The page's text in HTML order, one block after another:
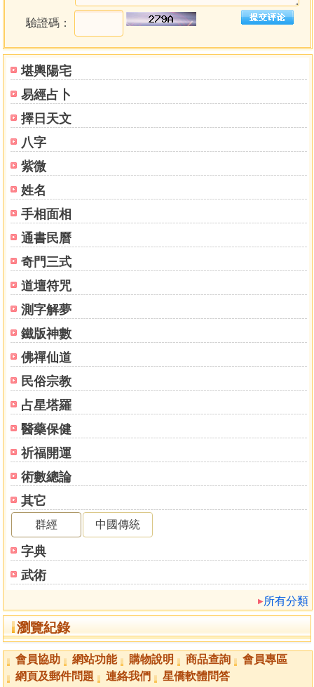
堪輿陽宅
易經占卜
擇日天文
八字
紫微
姓名
手相面相
通書民曆
奇門三式
道壇符咒
測字解夢
鐵版神數
佛禪仙道
民俗宗教
占星塔羅
醫藥保健
祈福開運
術數總論
其它
群經 中國傳統
字典
武術
所有分類
瀏覽紀錄
驗證碼：
會員協助 網站功能 購物說明 商品查詢
會員專區
網頁及郵件問題
連絡我們 星僑軟體問答